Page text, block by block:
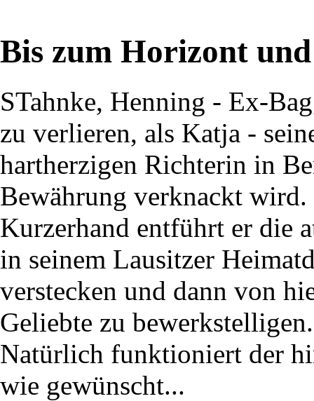
Bis zum Horizont
STahnke, Henning - Ex-
zu verlieren, als Katja -
hartherzigen Richterin in
Bewährung verknackt wird.
Kurzerhand entführt er die
in seinem Lausitzer
verstecken und dann von
Geliebte zu bewerkstelligen.
Natürlich funktioniert der
wie gewünscht...